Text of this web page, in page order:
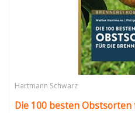
Hartmann Schwarz
Die 100 besten